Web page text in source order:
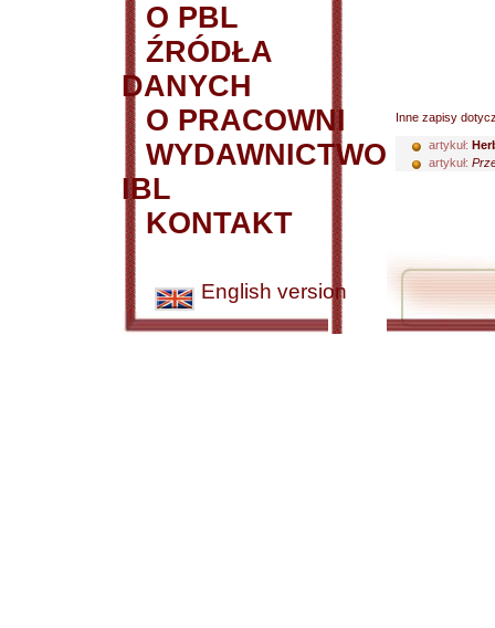
O PBL
ŹRÓDŁA
DANYCH
O PRACOWNI
WYDAWNICTWO
IBL
KONTAKT
English version
Inne zapisy
artykuł:
artykuł: